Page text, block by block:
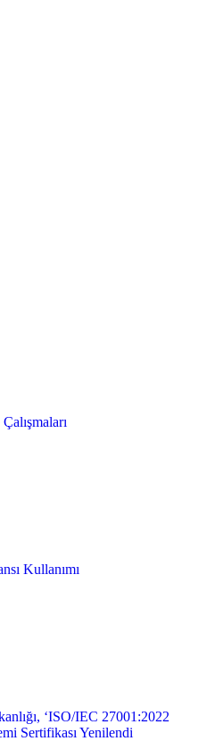
Kullanımı
‘ISO/IEC 27001:2022
Sertifikası Yenilendi